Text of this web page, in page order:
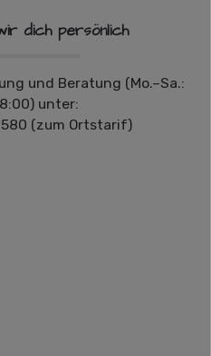
dich persönlich
und Beratung (Mo.–Sa.:
unter:
(zum Ortstarif)